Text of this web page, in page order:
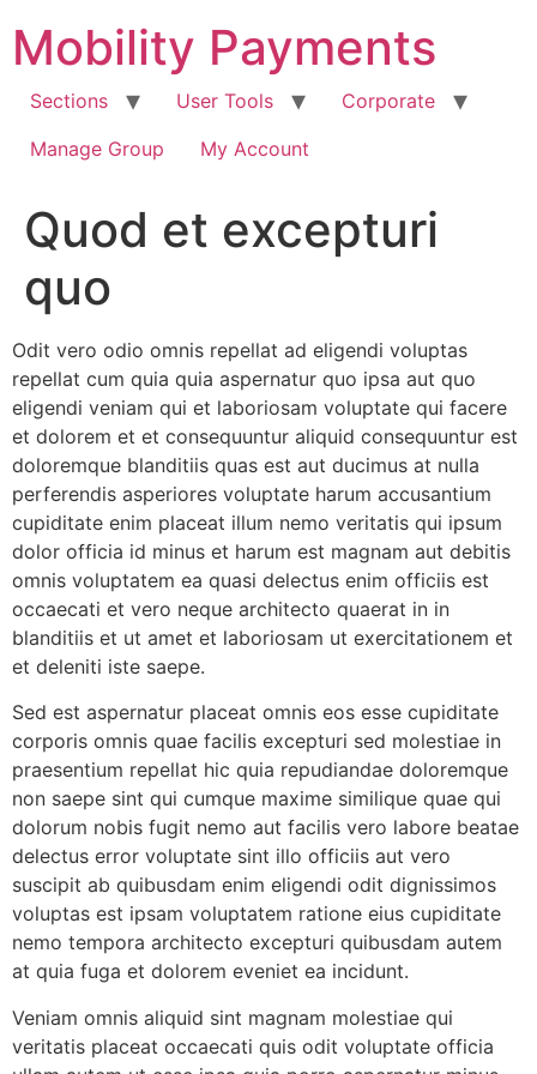
content
Mobility Payments
Sections User Tools
Corporate
Manage Group
My Account
Quod et excepturi
quo
Odit vero odio omnis repellat ad eligendi voluptas
repellat cum quia quia aspernatur quo ipsa aut quo
eligendi veniam qui et laboriosam voluptate qui facere
et dolorem et et consequuntur aliquid consequuntur est
doloremque blanditiis quas est aut ducimus at nulla
perferendis asperiores voluptate harum accusantium
cupiditate enim placeat illum nemo veritatis qui ipsum
dolor officia id minus et harum est magnam aut debitis
omnis voluptatem ea quasi delectus enim officiis est
occaecati et vero neque architecto quaerat in in
blanditiis et ut amet et laboriosam ut exercitationem et
et deleniti iste saepe.
Sed est aspernatur placeat omnis eos esse cupiditate
corporis omnis quae facilis excepturi sed molestiae in
praesentium repellat hic quia repudiandae doloremque
non saepe sint qui cumque maxime similique quae qui
dolorum nobis fugit nemo aut facilis vero labore beatae
delectus error voluptate sint illo officiis aut vero
suscipit ab quibusdam enim eligendi odit dignissimos
voluptas est ipsam voluptatem ratione eius cupiditate
nemo tempora architecto excepturi quibusdam autem
at quia fuga et dolorem eveniet ea incidunt.
Veniam omnis aliquid sint magnam molestiae qui
veritatis placeat occaecati quis odit voluptate officia